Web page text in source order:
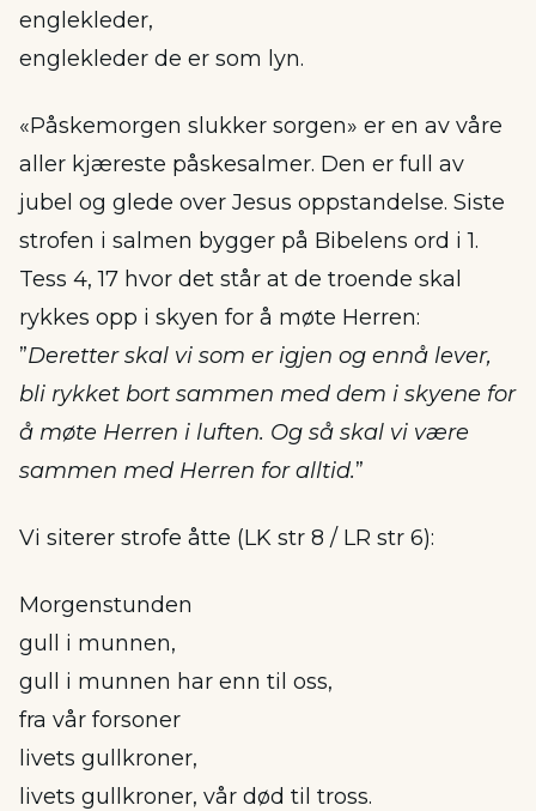
englekleder,
englekleder de er som lyn.
«Påskemorgen slukker sorgen» er en av våre
aller kjæreste påskesalmer. Den er full av
jubel og glede over Jesus oppstandelse. Siste
strofen i salmen bygger på Bibelens ord i 1.
Tess 4, 17 hvor det står at de troende skal
rykkes opp i skyen for å møte Herren:
”Deretter skal vi som er igjen og ennå lever,
bli rykket bort sammen med dem i skyene for
å møte Herren i luften. Og så skal vi være
sammen med Herren for alltid.”
Vi siterer strofe åtte (LK str 8 / LR str 6):
Morgenstunden
gull i munnen,
gull i munnen har enn til oss,
fra vår forsoner
livets gullkroner,
livets gullkroner, vår død til tross.